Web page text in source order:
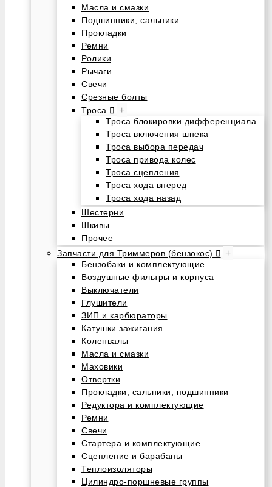
Масла и смазки
Подшипники, сальники
Прокладки
Ремни
Ролики
Рычаги
Свечи
Срезные болты
Троса
+
Троса блокировки дифференциала
Троса включения шнека
Троса выбора передач
Троса привода колес
Троса сцепления
Троса хода вперед
Троса хода назад
Шестерни
Шкивы
Прочее
Запчасти для Триммеров (бензокос)
+
Бензобаки и комплектующие
Воздушные фильтры и корпуса
Выключатели
Глушители
ЗИП и карбюраторы
Катушки зажигания
Коленвалы
Масла и смазки
Маховики
Отвертки
Прокладки, сальники, подшипники
Редуктора и комплектующие
Ремни
Свечи
Стартера и комплектующие
Сцепление и барабаны
Теплоизоляторы
Цилиндро-поршневые группы